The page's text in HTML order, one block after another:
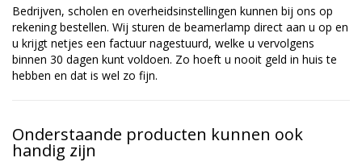
Bedrijven, scholen en overheidsinstellingen kunnen bij ons op
rekening bestellen. Wij sturen de beamerlamp direct aan u op en
u krijgt netjes een factuur nagestuurd, welke u vervolgens
binnen 30 dagen kunt voldoen. Zo hoeft u nooit geld in huis te
hebben en dat is wel zo fijn.
Onderstaande producten kunnen ook
handig zijn